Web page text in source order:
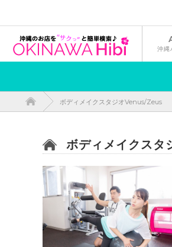
沖縄
ボディメイクスタジオVenus/Zeus
ボディメイクス